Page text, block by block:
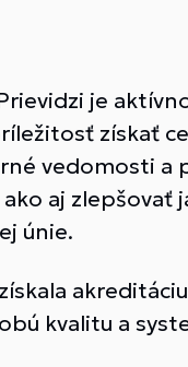
je
získať
vedomosti a
aj
únie.
kvalitu a